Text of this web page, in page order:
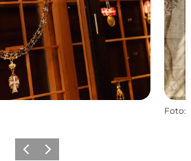
Foto:
ZurückWeiter